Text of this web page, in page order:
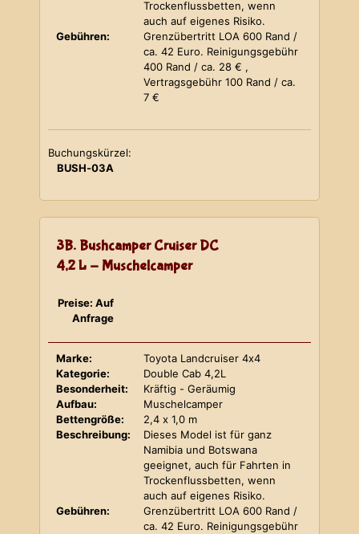
Trockenflussbetten, wenn
auch auf eigenes Risiko.
Gebühren:
Grenzübertritt LOA 600 Rand /
ca. 42 Euro. Reinigungsgebühr
400 Rand / ca. 28 € ,
Vertragsgebühr 100 Rand / ca.
7 €
Buchungskürzel:
BUSH-03A
3B. Bushcamper Cruiser DC
4,2 L - Muschelcamper
Preise: Auf
Anfrage
Marke:
Toyota Landcruiser 4x4
Kategorie:
Double Cab 4,2L
Besonderheit:
Kräftig - Geräumig
Aufbau:
Muschelcamper
Bettengröße:
2,4 x 1,0 m
Beschreibung:
Dieses Model ist für ganz
Namibia und Botswana
geeignet, auch für Fahrten in
Trockenflussbetten, wenn
auch auf eigenes Risiko.
Gebühren:
Grenzübertritt LOA 600 Rand /
ca. 42 Euro. Reinigungsgebühr